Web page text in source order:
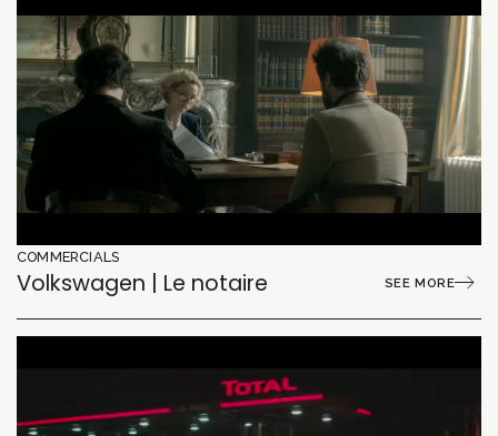
COMMERCIALS
Volkswagen | Le notaire SEE MORE